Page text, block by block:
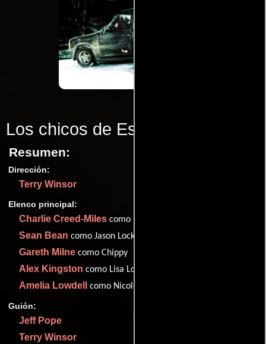
Los chicos de Essex
Resumen:
Dirección:
Terry Winsor
Elenco principal:
Charlie Creed-Miles como Billy Reynolds
Sean Bean como Jason Locke
Gareth Milne como Chippy
Alex Kingston como Lisa Locke
Amelia Lowdell como Nicole
Guión:
Jeff Pope
Terry Winsor